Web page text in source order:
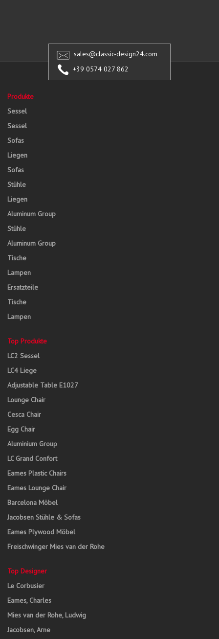
sales@classic-design24.com
+39 0574 027 862
Produkte
Sessel
Sessel
Sofas
Liegen
Sofas
Stühle
Liegen
Aluminum Group
Stühle
Aluminum Group
Tische
Lampen
Ersatzteile
Tische
Lampen
Top Produkte
LC2 Sessel
LC4 Liege
Adjustable Table E1027
Lounge Chair
Cesca Chair
Egg Chair
Aluminium Group
LC Grand Confort
Eames Plastic Chairs
Eames Lounge Chair
Barcelona Möbel
Jacobsen Stühle & Sofas
Eames Plywood Möbel
Freischwinger Mies van der Rohe
Top Designer
Le Corbusier
Eames, Charles
Mies van der Rohe, Ludwig
Jacobsen, Arne